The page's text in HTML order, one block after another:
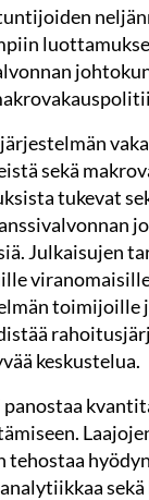
sekä
tukevat
Julkaisujen
toimijoille
keskustelua.
panostaa
tehostaa